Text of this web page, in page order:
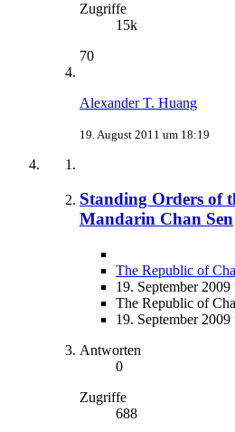
Zugriffe
15k
70
Alexander T. Huang
19. August 2011 um 18:19
Standing Orders of
Mandarin Chan Sen
The Republic of
19. September
The Republic of
19. September
Antworten
0
Zugriffe
688